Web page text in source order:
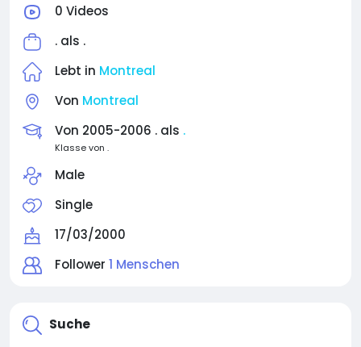
0 Videos
. als .
Lebt in Montreal
Von Montreal
Von 2005-2006 . als .
Klasse von .
Male
Single
17/03/2000
Follower 1 Menschen
Suche